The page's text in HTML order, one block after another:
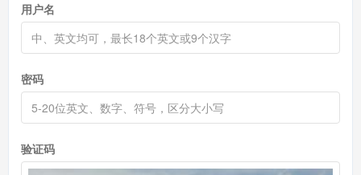
用户名
密码
验证码